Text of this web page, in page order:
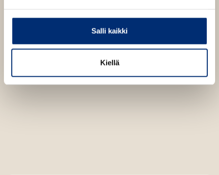
Salli kaikki
Kiellä
w